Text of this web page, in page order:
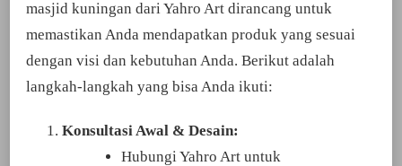
masjid kuningan dari Yahro Art dirancang untuk
memastikan Anda mendapatkan produk yang sesuai
dengan visi dan kebutuhan Anda. Berikut adalah
langkah-langkah yang bisa Anda ikuti:
Konsultasi Awal & Desain:
Hubungi Yahro Art untuk